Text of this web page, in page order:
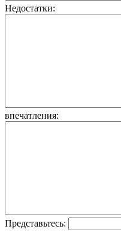
Недостатки:
впечатления:
Представьтесь: